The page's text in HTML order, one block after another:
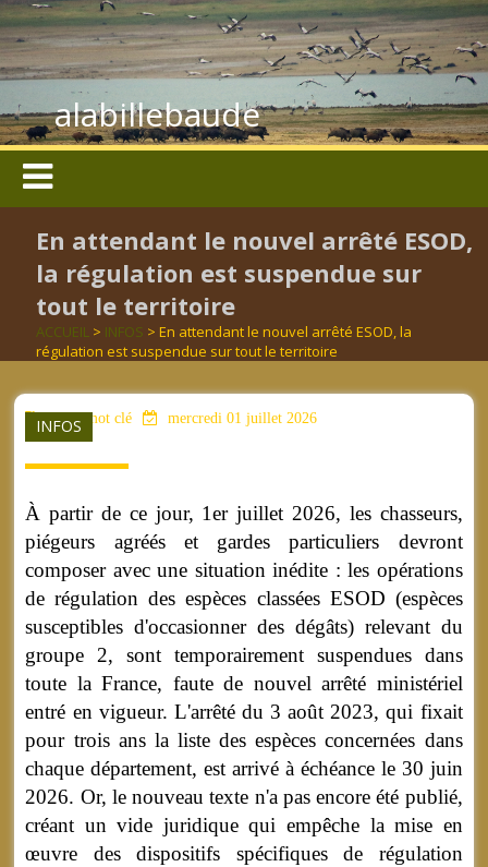
alabillebaude
En attendant le nouvel arrêté ESOD,
la régulation est suspendue sur
tout le territoire
ACCUEIL > INFOS > En attendant le nouvel arrêté ESOD, la
régulation est suspendue sur tout le territoire
INFOS
aucun mot clé mercredi 01 juillet 2026
À partir de ce jour, 1er juillet 2026, les chasseurs,
piégeurs agréés et gardes particuliers devront
composer avec une situation inédite : les opérations
de régulation des espèces classées ESOD (espèces
susceptibles d'occasionner des dégâts) relevant du
groupe 2, sont temporairement suspendues dans
toute la France, faute de nouvel arrêté ministériel
entré en vigueur. L'arrêté du 3 août 2023, qui fixait
pour trois ans la liste des espèces concernées dans
chaque département, est arrivé à échéance le 30 juin
2026. Or, le nouveau texte n'a pas encore été publié,
créant un vide juridique qui empêche la mise en
œuvre des dispositifs spécifiques de régulation